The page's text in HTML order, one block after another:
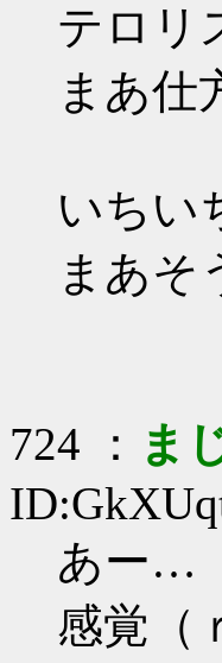
テロリ
まあ仕
いちい
まあそ
724 ： ま
あー…
感覚（